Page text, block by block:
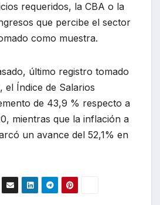
requeridos, la CBA o la
que percibe el sector
como muestra.
último registro tomado
el Índice de Salarios
de 43,9 % respecto a
mientras que la inflación a
un avance del 52,1% en